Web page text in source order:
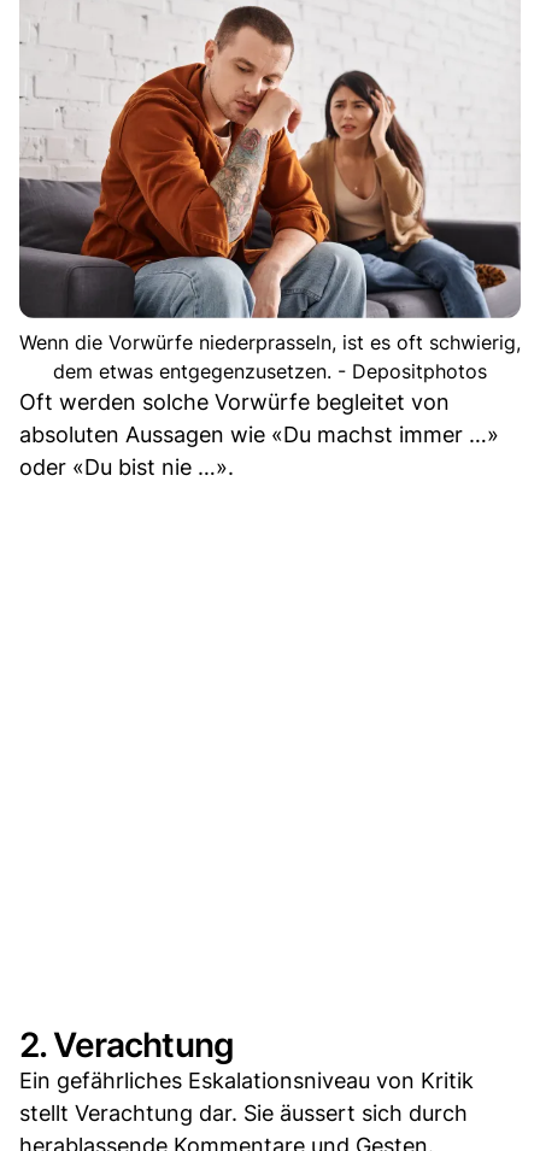
Wenn die Vorwürfe niederprasseln, ist es oft schwierig,
dem etwas entgegenzusetzen. - Depositphotos
Oft werden solche Vorwürfe begleitet von
absoluten Aussagen wie «Du machst immer …»
oder «Du bist nie …».
2. Verachtung
Ein gefährliches Eskalationsniveau von Kritik
stellt Verachtung dar. Sie äussert sich durch
herablassende Kommentare und Gesten.